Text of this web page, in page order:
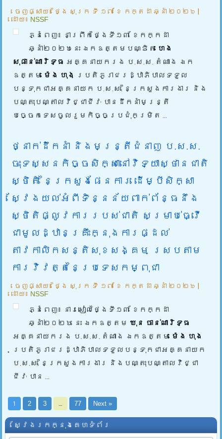
ចេញផ្សាយ៖ ថ្ងៃ សុក្រ ទី ១៧ ខែ កក្តដា ឆ្នាំ ២០២៦
ដោយ៖ NSSF
ភ្នំពេញ៖ នាព្រឹកថ្ងៃទី១៣ ខែកក្កដា
ឆ្នាំ២០២៦នេះ ឯកឧត្តមបណ្ឌិត ហេង
សុផាន់ណារិទ្ធ អគ្គនាយករង ប.ស.ស. តំណាង ឯក
ឧត្តម ម៉េង ហុង ប្រតិភូរាជរដ្ឋាភិបាលទទួល
បន្ទុកជាអគ្គនាយក ប.ស.ស. នៃក្រសួងការងារ និង
បណ្តុះបណ្តាលវិជ្ជាជីវៈ បានដឹកនាំមន្ត្រី
បច្ចេកទេសចូលរួមកិច្ចប្រជុំកម្រិត...
ថ្នាក់ដឹកនាំ និងមន្ត្រីជំនាញ ប.ស.ស.
ចុះទស្សនកិច្ចសិក្សានៅវិទ្យាស្ថានជាតិ
ស្ថិតិ នៃក្រសួងផែនការ ដើម្បីសិក្សា
ស្វែងយល់អំពីទិន្នន័យពាក់ព័ន្ធនឹង
ស្ថិតិផ្លូវការរបស់ជាតិ សម្រាប់ធ្វើ
ជាមូលដ្ឋានគ្រឹះក្នុងការផ្ដល់
តាវកាលិកសន្តិសុខសង្គម ស្របតាម
ការវិវត្តនៃប្រទេសកម្ពុជា
ចេញផ្សាយ៖ ថ្ងៃ សុក្រ ទី ១៧ ខែ កក្តដា ឆ្នាំ ២០២៦
ដោយ៖ NSSF
ភ្នំពេញ៖ នារសៀលថ្ងៃទី១៣ ខែកក្កដា
ឆ្នាំ២០២៦ នេះ ឯកឧត្តម ឃុន ចាន់ណារិទ្ធ
អគ្គនាយករង ប.ស.ស. តំណាង ឯកឧត្តម ម៉េង ហុង
ប្រតិភូរាជរដ្ឋាភិបាលទទួលបន្ទុកជាអគ្គនាយក
ប.ស.ស. នៃក្រសួងការងារ និងបណ្តុះបណ្តាលវិជ្ជា
ជីវៈ បាន...
1 2 3 … 77 Next »
ស្វែងរកក្នុងគេហទំព័រ